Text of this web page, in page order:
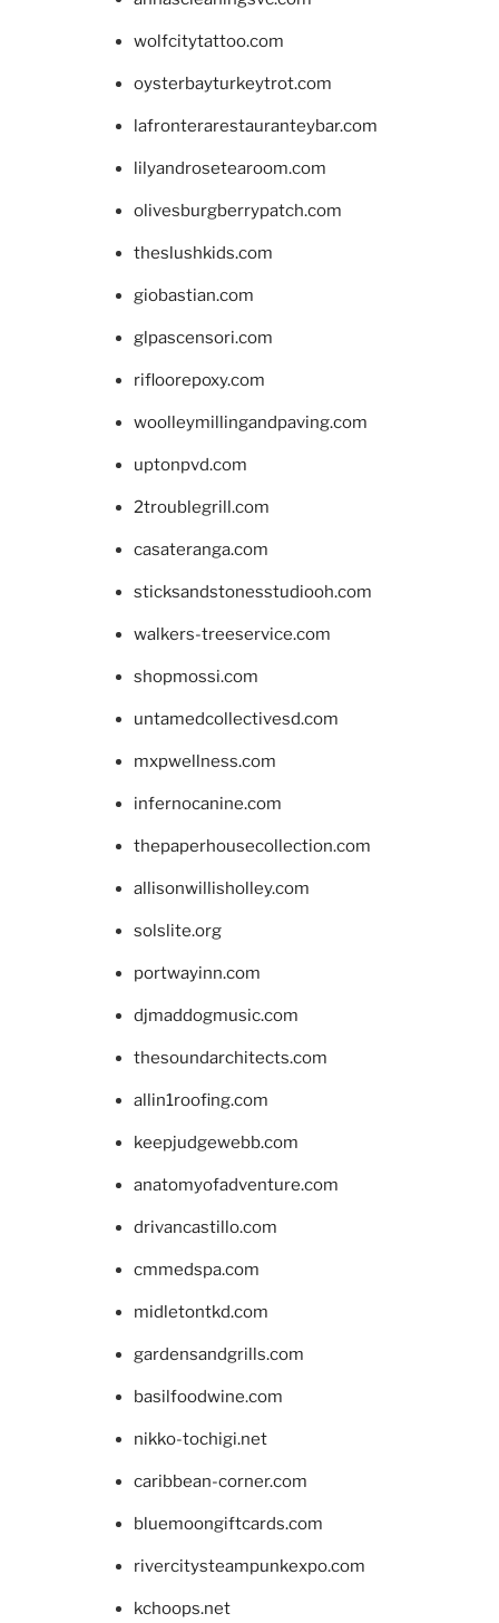
wolfcitytattoo.com
oysterbayturkeytrot.com
lafronterarestauranteybar.com
lilyandrosetearoom.com
olivesburgberrypatch.com
theslushkids.com
giobastian.com
glpascensori.com
rifloorepoxy.com
woolleymillingandpaving.com
uptonpvd.com
2troublegrill.com
casateranga.com
sticksandstonesstudiooh.com
walkers-treeservice.com
shopmossi.com
untamedcollectivesd.com
mxpwellness.com
infernocanine.com
thepaperhousecollection.com
allisonwillisholley.com
solslite.org
portwayinn.com
djmaddogmusic.com
thesoundarchitects.com
allin1roofing.com
keepjudgewebb.com
anatomyofadventure.com
drivancastillo.com
cmmedspa.com
midletontkd.com
gardensandgrills.com
basilfoodwine.com
nikko-tochigi.net
caribbean-corner.com
bluemoongiftcards.com
rivercitysteampunkexpo.com
kchoops.net